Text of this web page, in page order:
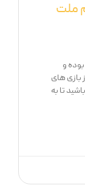
ملت
و
بازی های
تا به